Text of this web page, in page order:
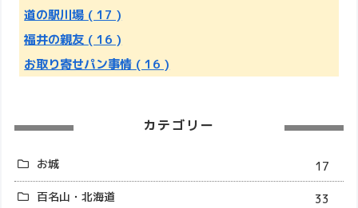
道の駅川場 ( 17 )
福井の親友 ( 16 )
お取り寄せパン事情 ( 16 )
カテゴリー
お城
17
百名山・北海道
33